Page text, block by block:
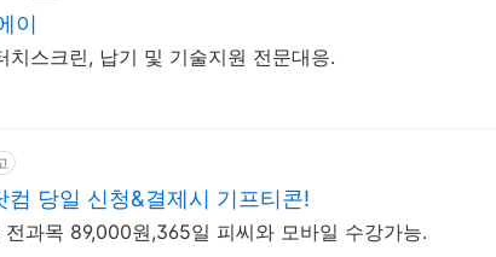
이
치스크린, 납기 및 기술지원 전문대응.
컴 당일 신청&결제시 기프티콘!
과목 89,000원,365일 피씨와 모바일 수강가능.